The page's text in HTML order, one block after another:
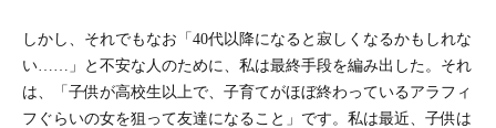
しかし、それでもなお「40代以降になると寂しくなるかもしれな
い……」と不安な人のために、私は最終手段を編み出した。それ
は、「子供が高校生以上で、子育てがほぼ終わっているアラフィ
フぐらいの女を狙って友達になること」です。私は最近、子供は